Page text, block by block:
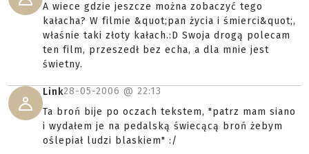
A wiece gdzie jeszcze można zobaczyć tego
kałacha? W filmie &quot;pan życia i śmierci&quot;,
właśnie taki złoty kałach.:D Swoja drogą polecam
ten film, przeszedł bez echa, a dla mnie jest
świetny.
Link28-05-2006 @ 22:13
Ta broń bije po oczach tekstem, "patrz mam siano
i wydałem je na pedalską świecącą broń żebym
oślepiał ludzi blaskiem" :/